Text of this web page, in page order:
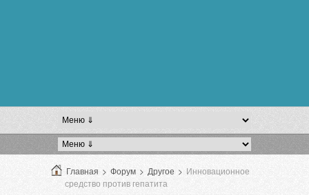
Главная > Форум > Другое > Инновационное
средство против гепатита